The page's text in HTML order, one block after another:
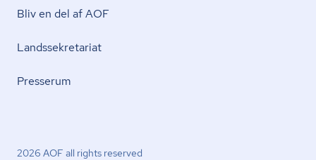
Bliv en del af AOF
Lands­se­kre­ta­ri­at
Presserum
2026 AOF all rights reserved